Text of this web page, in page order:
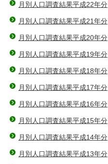
月別人口調査結果平成22年分
月別人口調査結果平成21年分
月別人口調査結果平成20年分
月別人口調査結果平成19年分
月別人口調査結果平成18年分
月別人口調査結果平成17年分
月別人口調査結果平成16年分
月別人口調査結果平成15年分
月別人口調査結果平成14年分
月別人口調査結果平成13年分